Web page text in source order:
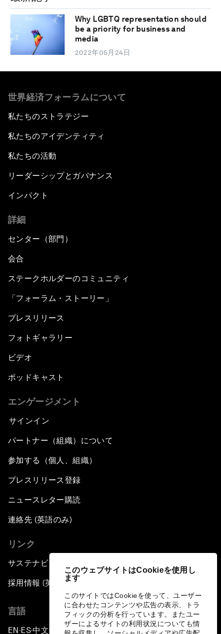
このウェブサイトはCookieを使用し
ます
このサイトではCookieを使って、ユーザー
に合わせたコンテンツや広告の表示、トラ
フィックの分析を行っています。またユー
ザーによるサイトの利用状況についても情
Why LGBTQ representation should
be a priority for business and
media
2022年05月24日
世界経済フォーラムについて
私たちのストラテジー
私たちのアイデンティティ
私たちの活動
リーダーシップとガバナンス
インパクト
詳細
センター（部門）
会合
ステークホルダーのコミュニティ
「フォーラム・ストーリー」
プレスリリース
フォトギャラリー
ビデオ
ポッドキャスト
エンゲージメント
サインイン
パートナー（組織）について
参加する（個人、組織）
プレスリリース登録
ニュースレター購読
連絡先 (英語のみ)
リンク
サステナビリティへの取り組み
採用情報 (英語のみ)
言語
EN ▪ ES▪中文▪ 日本語